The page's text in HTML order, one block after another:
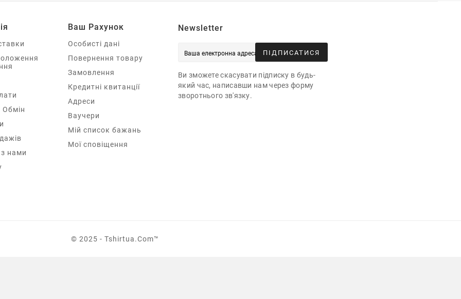
Обмін
нами
Ваш Рахунок
Особисті дані
Повернення товару
Замовлення
Кредитні квитанції
Адреси
Ваучери
Мій список бажань
Мої сповіщення
Newsletter
ПІДПИСАТИСЯ
Ви зможете скасувати підписку в будь-
який час, написавши нам через форму
зворотнього зв'язку.
© 2025 - Tshirtua.com™